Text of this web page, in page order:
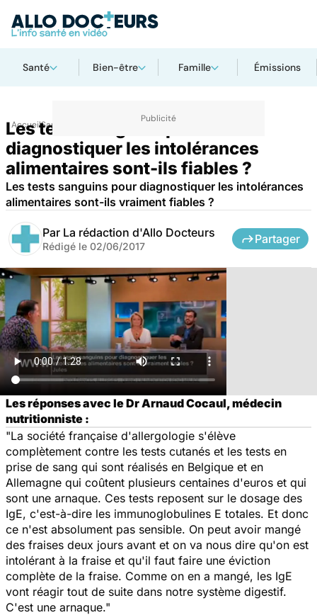
Santé Bien-être Famille Émissions
AccueilSanté
Les tests sanguins pour
diagnostiquer les intolérances
alimentaires sont-ils fiables ?
Les tests sanguins pour diagnostiquer les intolérances
alimentaires sont-ils vraiment fiables ?
Par La rédaction d'Allo Docteurs
Rédigé le 02/06/2017
Partager
Les réponses avec le Dr Arnaud Cocaul, médecin
nutritionniste :
"La société française d'allergologie s'élève
complètement contre les tests cutanés et les tests en
prise de sang qui sont réalisés en Belgique et en
Allemagne qui coûtent plusieurs centaines d'euros et qui
sont une arnaque. Ces tests reposent sur le dosage des
IgE, c'est-à-dire les immunoglobulines E totales. Et donc
ce n'est absolument pas sensible. On peut avoir mangé
des fraises deux jours avant et on va nous dire qu'on est
intolérant à la fraise et qu'il faut faire une éviction
complète de la fraise. Comme on en a mangé, les IgE
vont réagir tout de suite dans notre système digestif.
C'est une arnaque."